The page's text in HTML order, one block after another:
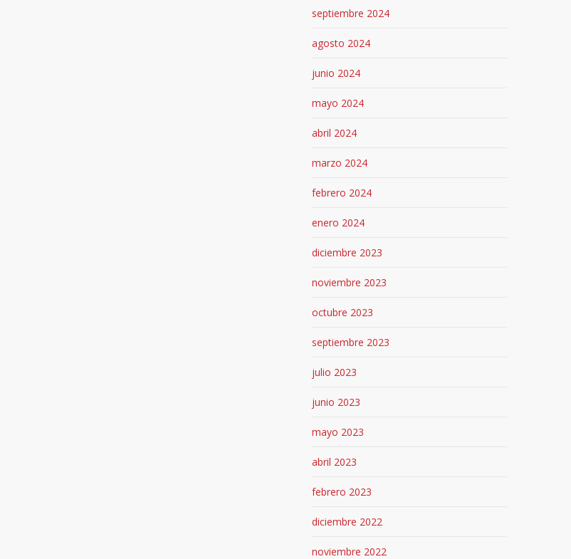
septiembre 2024
agosto 2024
junio 2024
mayo 2024
abril 2024
marzo 2024
febrero 2024
enero 2024
diciembre 2023
noviembre 2023
octubre 2023
septiembre 2023
julio 2023
junio 2023
mayo 2023
abril 2023
febrero 2023
diciembre 2022
noviembre 2022